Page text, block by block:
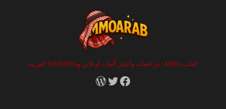
العاب MMO | مراجعات وأخبار ألعاب أونلاين وMMORPG العربية
Facebook
X
RSS